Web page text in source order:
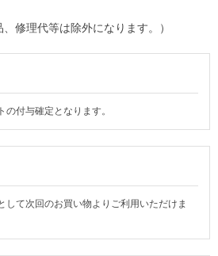
修理代等は除外になります。）
付与確定となります。
して次回のお買い物よりご利用いただけま